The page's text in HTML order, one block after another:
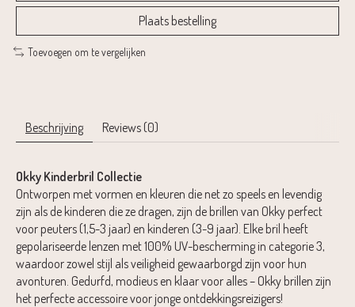
Plaats bestelling
Toevoegen om te vergelijken
Beschrijving Reviews (0)
Okky Kinderbril Collectie
Ontworpen met vormen en kleuren die net zo speels en levendig
zijn als de kinderen die ze dragen, zijn de brillen van Okky perfect
voor peuters (1,5-3 jaar) en kinderen (3-9 jaar). Elke bril heeft
gepolariseerde lenzen met 100% UV-bescherming in categorie 3,
waardoor zowel stijl als veiligheid gewaarborgd zijn voor hun
avonturen. Gedurfd, modieus en klaar voor alles – Okky brillen zijn
het perfecte accessoire voor jonge ontdekkingsreizigers!